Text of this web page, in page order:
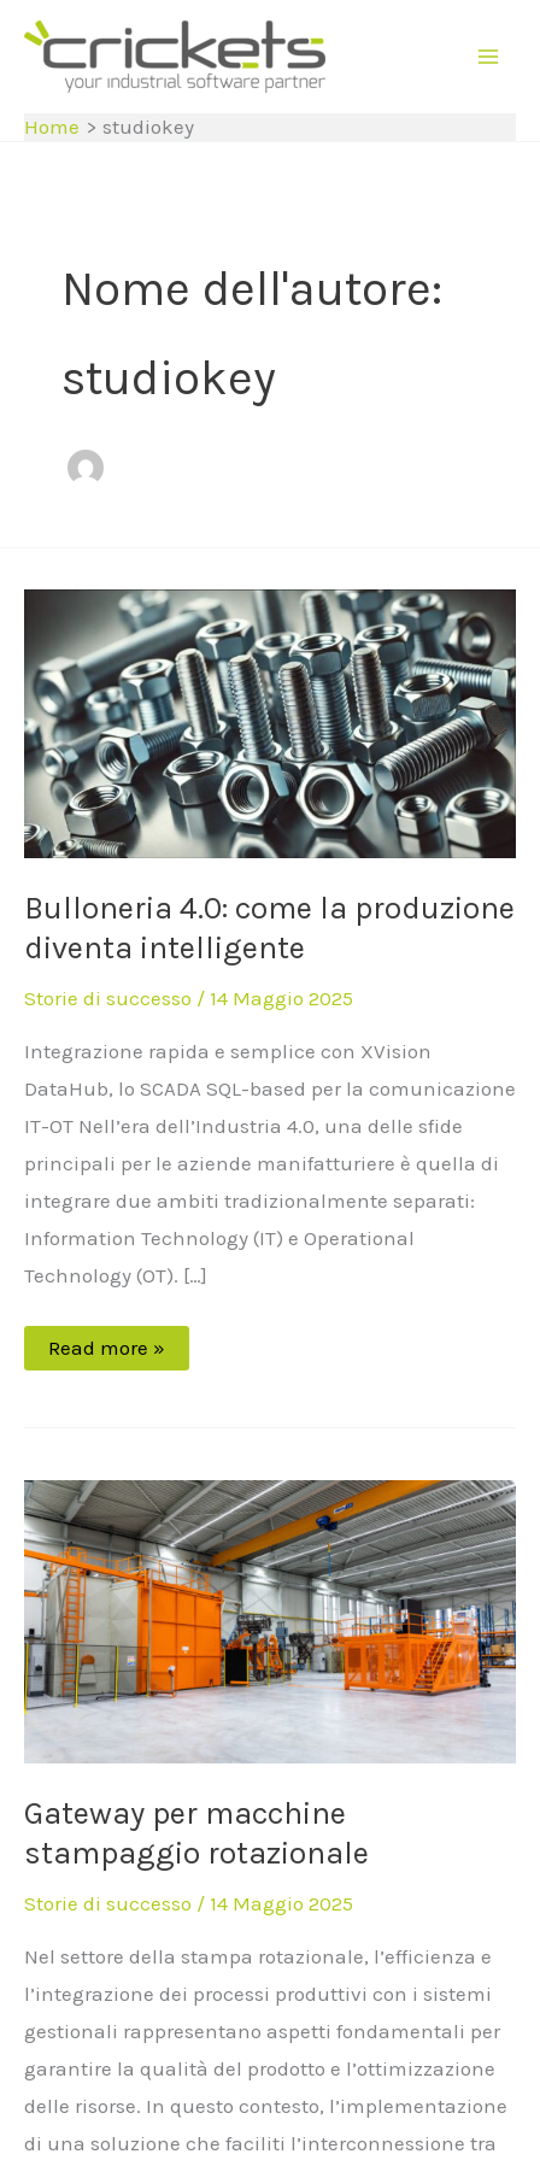
contenuto
Home
studiokey
Nome dell'autore:
studiokey
Bulloneria 4.0: come la produzione
diventa intelligente
Storie di successo / 14 Maggio 2025
Integrazione rapida e semplice con XVision
DataHub, lo SCADA SQL-based per la comunicazione
IT-OT Nell’era dell’Industria 4.0, una delle sfide
principali per le aziende manifatturiere è quella di
integrare due ambiti tradizionalmente separati:
Information Technology (IT) e Operational
Technology (OT). […]
Bulloneria
come
la
produzione
diventa
intelligente
Read more »
Gateway per macchine
stampaggio rotazionale
Storie di successo / 14 Maggio 2025
Nel settore della stampa rotazionale, l’efficienza e
l’integrazione dei processi produttivi con i sistemi
gestionali rappresentano aspetti fondamentali per
garantire la qualità del prodotto e l’ottimizzazione
delle risorse. In questo contesto, l’implementazione
di una soluzione che faciliti l’interconnessione tra
Gateway
per
macchine
stampaggio
rotazionale